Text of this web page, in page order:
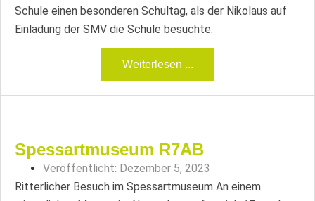
Schule einen besonderen Schultag, als der Nikolaus auf
Einladung der SMV die Schule besuchte.
Weiterlesen ...
Spessartmuseum R7AB
Veröffentlicht: Dezember 5, 2023
Ritterlicher Besuch im Spessartmuseum An einem